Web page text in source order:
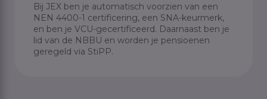
Bij JEX ben je automatisch voorzien van een
NEN 4400-1 certificering, een SNA-keurmerk,
en ben je VCU-gecertificeerd. Daarnaast ben je
lid van de NBBU en worden je pensioenen
geregeld via StiPP.